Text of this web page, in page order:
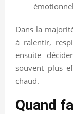
Dans la
à ralentir,
ensuite
souvent plus
chaud.
Quand